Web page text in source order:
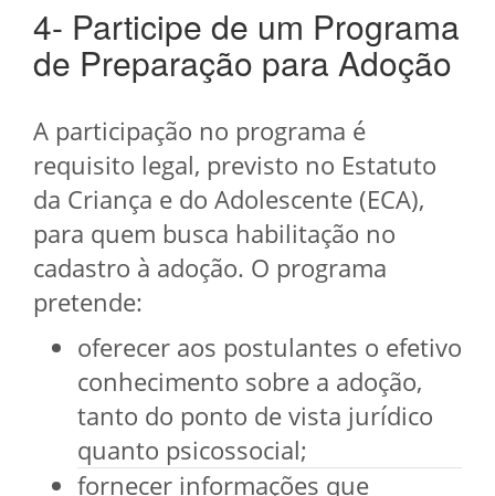
4- Participe de um Programa
de Preparação para Adoção
A participação no programa é
requisito legal, previsto no Estatuto
da Criança e do Adolescente (ECA),
para quem busca habilitação no
cadastro à adoção. O programa
pretende:
oferecer aos postulantes o efetivo
conhecimento sobre a adoção,
tanto do ponto de vista jurídico
quanto psicossocial;
fornecer informações que